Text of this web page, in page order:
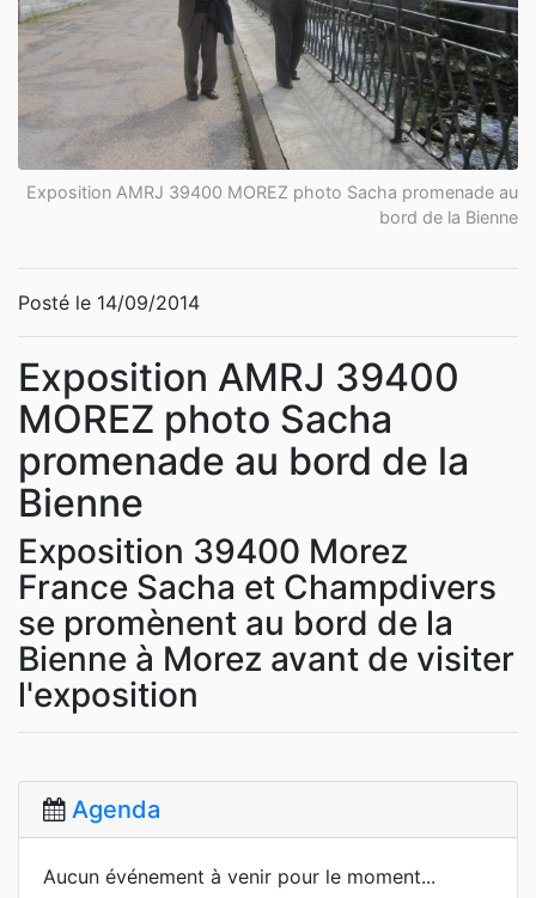
Exposition AMRJ 39400 MOREZ photo Sacha promenade au
bord de la Bienne
Posté le 14/09/2014
Exposition AMRJ 39400
MOREZ photo Sacha
promenade au bord de la
Bienne
Exposition 39400 Morez
France Sacha et Champdivers
se promènent au bord de la
Bienne à Morez avant de visiter
l'exposition
Agenda
Aucun événement à venir pour le moment...